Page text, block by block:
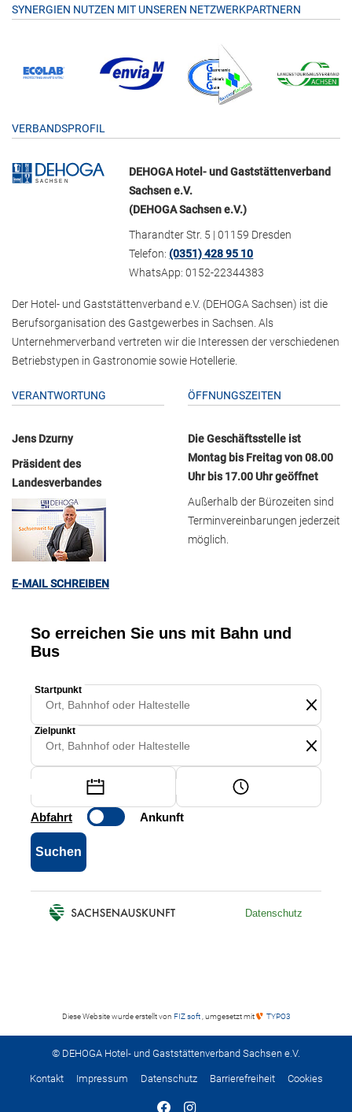
SYNERGIEN NUTZEN MIT UNSEREN NETZWERKPARTNERN
VERBANDSPROFIL
DEHOGA Hotel- und Gaststättenverband
Sachsen e.V.
(DEHOGA Sachsen e.V.)
Tharandter Str. 5 | 01159 Dresden
Telefon:(0351) 428 95 10
WhatsApp: 0152-22344383
Der Hotel- und Gaststättenverband e.V. (DEHOGA Sachsen) ist die
Berufsorganisation des Gastgewerbes in Sachsen. Als
Unternehmerverband vertreten wir die Interessen der verschiedenen
Betriebstypen in Gastronomie sowie Hotellerie.
VERANTWORTUNG
Jens Dzurny
Präsident des
Landesverbandes
E-MAIL SCHREIBEN
ÖFFNUNGSZEITEN
Die Geschäftsstelle ist
Montag bis Freitag von 08.00
Uhr bis 17.00 Uhr geöffnet
Außerhalb der Bürozeiten sind
Terminvereinbarungen jederzeit
möglich.
Diese Website wurde erstellt von FIZ soft , umgesetzt mit TYPO3
© DEHOGA Hotel- und Gaststättenverband Sachsen e.V.
Kontakt Impressum Datenschutz Barrierefreiheit Cookies